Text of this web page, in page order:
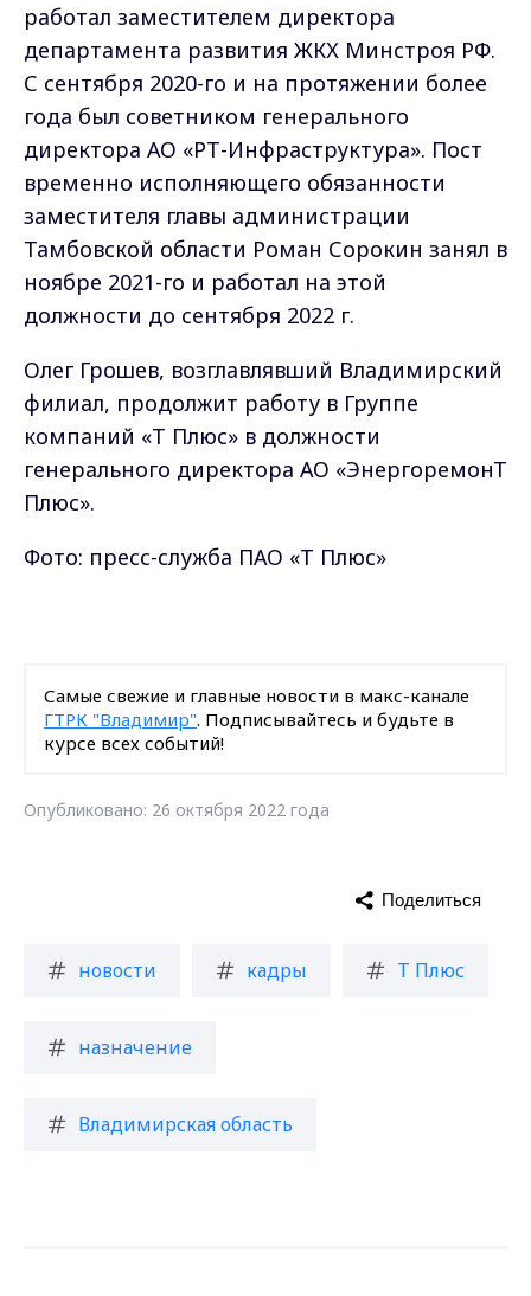
работал заместителем директора
департамента развития ЖКХ Минстроя РФ.
С сентября 2020-го и на протяжении более
года был советником генерального
директора АО «РТ-Инфраструктура». Пост
временно исполняющего обязанности
заместителя главы администрации
Тамбовской области Роман Сорокин занял в
ноябре 2021-го и работал на этой
должности до сентября 2022 г.
Олег Грошев, возглавлявший Владимирский
филиал, продолжит работу в Группе
компаний «Т Плюс» в должности
генерального директора АО «ЭнергоремонТ
Плюс».
Фото: пресс-служба ПАО «Т Плюс»
Самые свежие и главные новости в макс-канале
ГТРК "Владимир". Подписывайтесь и будьте в
курсе всех событий!
Опубликовано: 26 октября 2022 года
новости кадры Т Плюс
назначение
Владимирская область
Поделиться